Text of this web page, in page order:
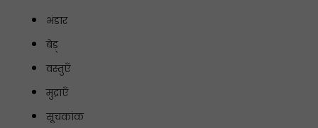
भंडार
बेड़्
वस्तुएँ
मुद्राएँ
सूचकांक